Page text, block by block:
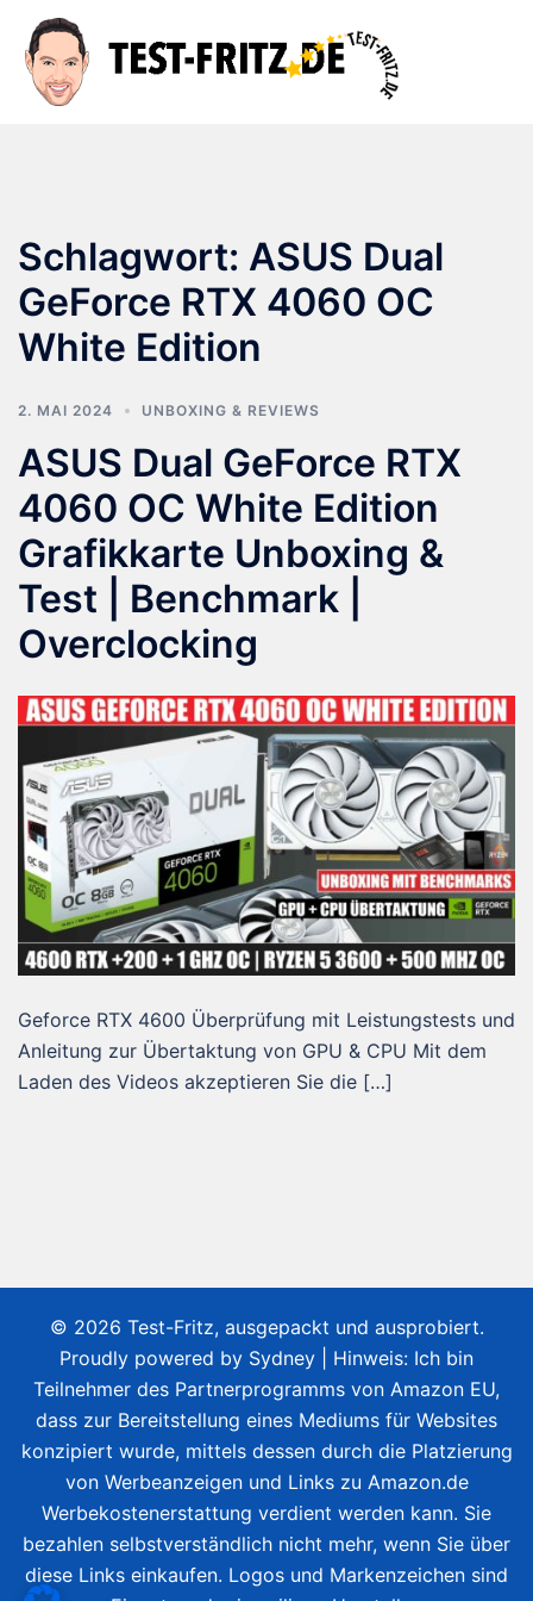
Inhalt
springen
Schlagwort: ASUS Dual
GeForce RTX 4060 OC
White Edition
2. MAI 2024 UNBOXING & REVIEWS
ASUS Dual GeForce RTX
4060 OC White Edition
Grafikkarte Unboxing &
Test | Benchmark |
Overclocking
Geforce RTX 4600 Überprüfung mit Leistungstests und
Anleitung zur Übertaktung von GPU & CPU Mit dem
Laden des Videos akzeptieren Sie die […]
© 2026 Test-Fritz, ausgepackt und ausprobiert.
Proudly powered by Sydney | Hinweis: Ich bin
Teilnehmer des Partnerprogramms von Amazon EU,
dass zur Bereitstellung eines Mediums für Websites
konzipiert wurde, mittels dessen durch die Platzierung
von Werbeanzeigen und Links zu Amazon.de
Werbekostenerstattung verdient werden kann. Sie
bezahlen selbstverständlich nicht mehr, wenn Sie über
diese Links einkaufen. Logos und Markenzeichen sind